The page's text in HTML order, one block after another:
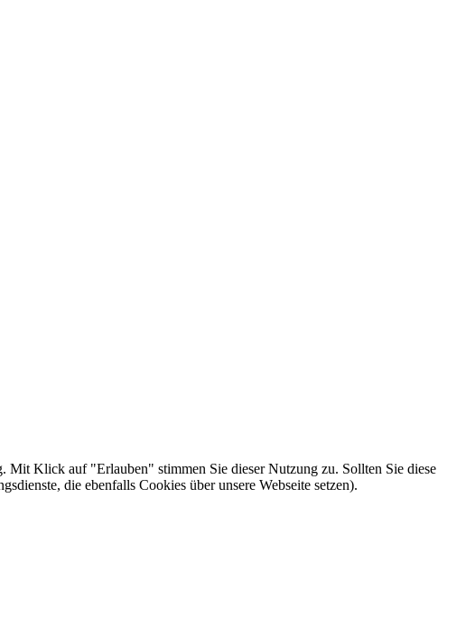
Mit Klick auf "Erlauben" stimmen Sie dieser Nutzung zu. Sollten Sie diese
die ebenfalls Cookies über unsere Webseite setzen).